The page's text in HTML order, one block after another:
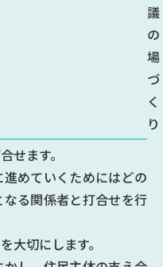
議
の
場
づ
く
り
せます。
めていくためにはどの
る関係者と打合せを行
大切にします。